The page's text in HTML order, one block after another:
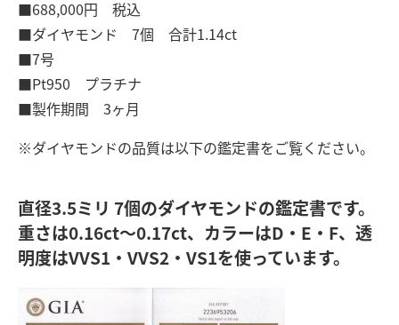
■688,000円 税込
■ダイヤモンド 7個 合計1.14ct
■7号
■Pt950 プラチナ
■製作期間 3ヶ月
※ダイヤモンドの品質は以下の鑑定書をご覧ください。
直径3.5ミリ 7個のダイヤモンドの鑑定書です。
重さは0.16ct～0.17ct、カラーはD・E・F、透
明度はVVS1・VVS2・VS1を使っています。